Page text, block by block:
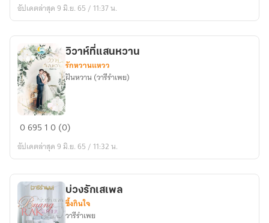
อัปเดตล่าสุด 9 มิ.ย. 65 / 11:37 น.
วิวาห์
แสน
วิวาห์ที่แสนหวาน
รักหวานแหวว
ฝันหวาน (วารีรำเพย)
0695 10 (0)
อัปเดตล่าสุด 9 มิ.ย. 65 / 11:32 น.
บ่วงรักเสเพล
ซึ้งกินใจ
วารีรำเพย